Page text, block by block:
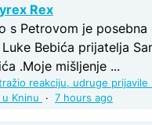
Rex
s Petrovom je posebna
Bebića prijatelja
.Moje mišljenje ...
reakciju, udruge prijavile
Kninu
· 7 hours ago